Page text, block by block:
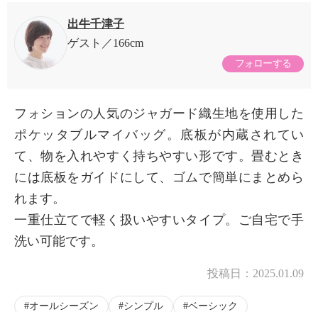
出牛千津子
ゲスト
166cm
フォローする
フォションの人気のジャガード織生地を使用した
ポケッタブルマイバッグ。底板が内蔵されてい
て、物を入れやすく持ちやすい形です。畳むとき
には底板をガイドにして、ゴムで簡単にまとめら
れます。
一重仕立てで軽く扱いやすいタイプ。ご自宅で手
洗い可能です。
投稿日： 2025.01.09
オールシーズン シンプル
ベーシック